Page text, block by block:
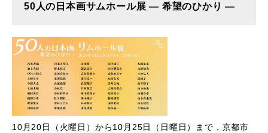
50人の日本画サムホール展 ― 希望のひかり ―
10月20日（火曜日）から10月25日（日曜日）まで，京都市